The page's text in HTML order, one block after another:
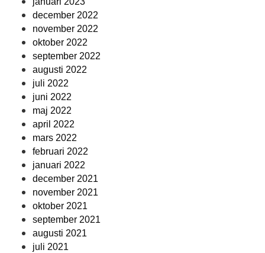
december 2022
november 2022
oktober 2022
september 2022
augusti 2022
juli 2022
juni 2022
maj 2022
april 2022
mars 2022
februari 2022
januari 2022
december 2021
november 2021
oktober 2021
september 2021
augusti 2021
juli 2021